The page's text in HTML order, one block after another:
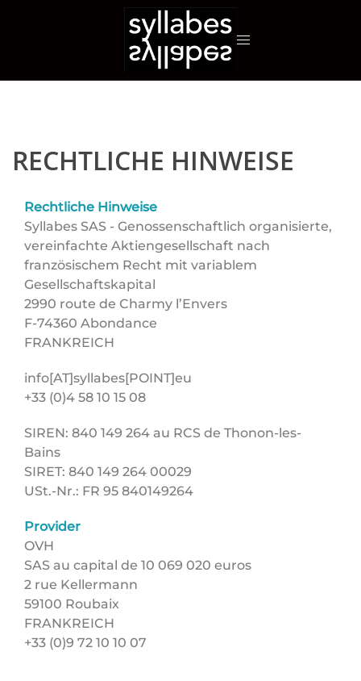
RECHTLICHE HINWEISE
Rechtliche Hinweise
Syllabes SAS - Genossenschaftlich organisierte,
vereinfachte Aktiengesellschaft nach
französischem Recht mit variablem
Gesellschaftskapital
2990 route de Charmy l’Envers
F-74360 Abondance
FRANKREICH
info[AT]syllabes[POINT]eu
+33 (0)4 58 10 15 08
SIREN: 840 149 264 au RCS de Thonon-les-
Bains
SIRET: 840 149 264 00029
USt.-Nr.: FR 95 840149264
Provider
OVH
SAS au capital de 10 069 020 euros
2 rue Kellermann
59100 Roubaix
FRANKREICH
+33 (0)9 72 10 10 07